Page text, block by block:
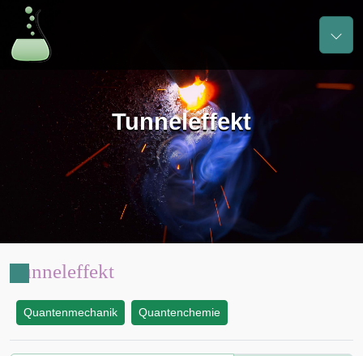
Tunneleffekt
Tunneleffekt
Quantenmechanik Quantenchemie